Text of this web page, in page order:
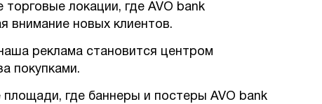
локации, где AVO bank
внимание новых клиентов.
реклама становится центром
покупками.
где баннеры и постеры AVO bank